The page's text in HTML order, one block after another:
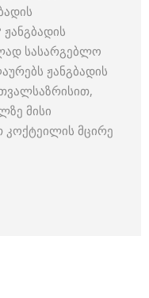
სასარგებლო
ჟანგბადის
მისი
კოქტეილის მცირე